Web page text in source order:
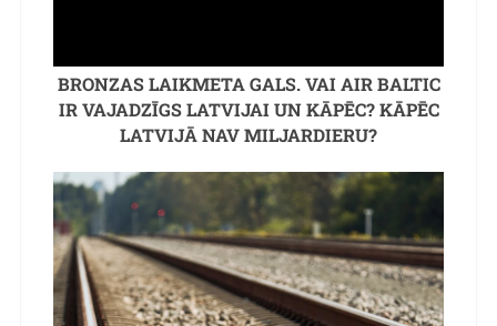
BRONZAS LAIKMETA GALS. VAI AIR BALTIC
IR VAJADZĪGS LATVIJAI UN KĀPĒC? KĀPĒC
LATVIJĀ NAV MILJARDIERU?